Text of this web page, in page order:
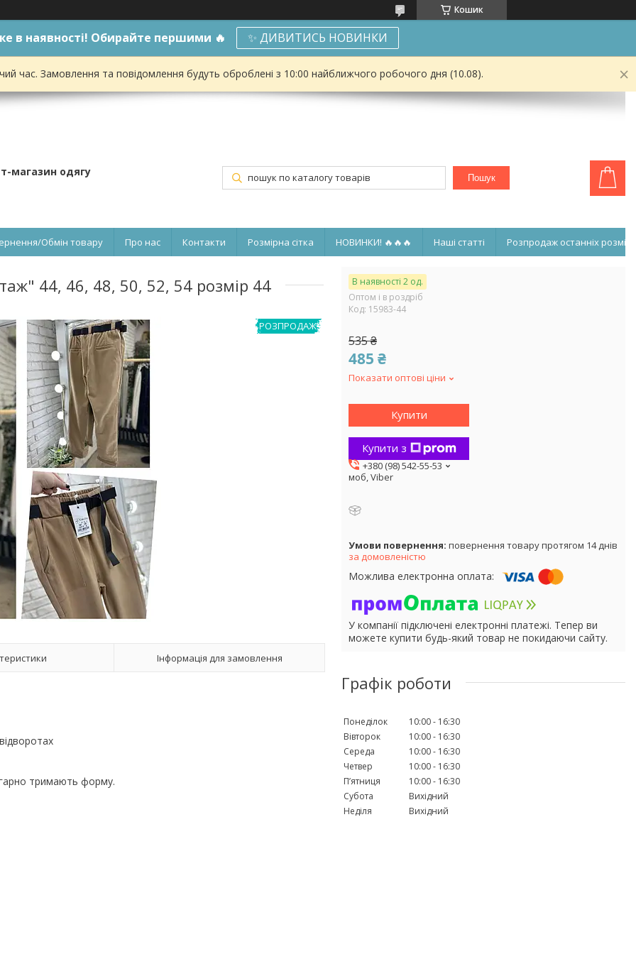
Кошик
в наявності! Обирайте першими 🔥 ✨ ДИВИТИСЬ НОВИНКИ
час. Замовлення та повідомлення будуть оброблені з 10:00 найближчого робочого дня (10.08).
магазин одягу Пошук
Обмін товару Про нас Контакти Розмірна сітка НОВИНКИ! 🔥🔥🔥 Наші статті Розпродаж останніх
44, 46, 48, 50, 52, 54 розмір 44
РОЗПРОДАЖ!
Інформація для замовлення
тримають форму.
В наявності 2 од.
Оптом і в роздріб
Код: 15983-44
535 ₴
485 ₴
Показати оптові ціни
Купити
Купити з
+380 (98) 542-55-53
моб, Viber
повернення товару протягом 14 днів
за домовленістю
У компанії підключені електронні платежі. Тепер ви
можете купити будь-який товар не покидаючи сайту.
Графік роботи
Понеділок 10:00
16:30
Вівторок
10:00
16:30
Середа
10:00
16:30
Четвер
10:00
16:30
Пʼятниця
10:00
16:30
Субота
Вихідний
Неділя
Вихідний